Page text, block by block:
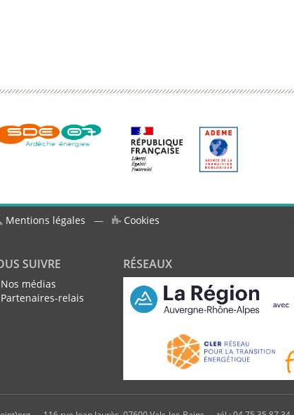
Mentions légales — Cookies
SUIVRE
Nos médias
Partenaires-relais
RÉSEAUX